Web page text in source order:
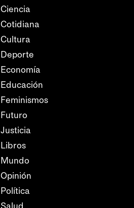
Ciencia
Cotidiana
Cultura
Deporte
Economía
Educación
Feminismos
Futuro
Justicia
Libros
Mundo
Opinión
Política